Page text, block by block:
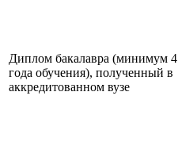
Диплом бакалавра (минимум 4
года обучения), полученный в
аккредитованном вузе